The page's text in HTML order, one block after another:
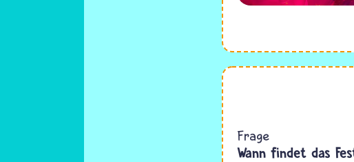
Frage
Wann findet das